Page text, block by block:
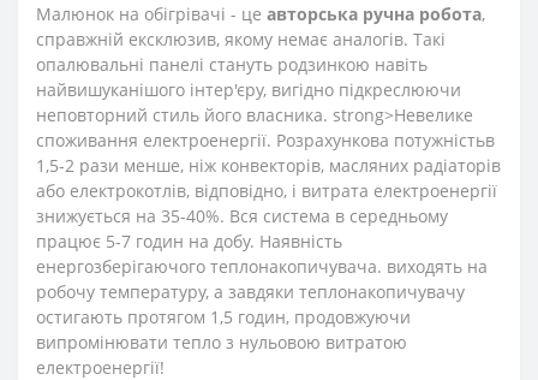
Малюнок на обігрівачі - це авторська ручна робота,
справжній ексклюзив, якому немає аналогів. Такі
опалювальні панелі стануть родзинкою навіть
найвишуканішого інтер'єру, вигідно підкреслюючи
неповторний стиль його власника. strong>Невелике
споживання електроенергії. Розрахункова потужністьв
1,5-2 рази менше, ніж конвекторів, масляних радіаторів
або електрокотлів, відповідно, і витрата електроенергії
знижується на 35-40%. Вся система в середньому
працює 5-7 годин на добу. Наявність
енергозберігаючого теплонакопичувача. виходять на
робочу температуру, а завдяки теплонакопичувачу
остигають протягом 1,5 годин, продовжуючи
випромінювати тепло з нульовою витратою
електроенергії!